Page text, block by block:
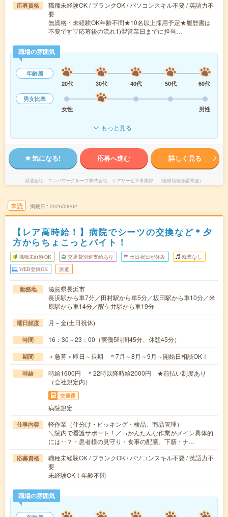
応募資格
職種未経験OK / ブランクOK / パソコンスキル不要 / 英語力不
要
無資格・未経験OK年齢不問★10名以上採用予定★履歴書は
不要です▽応募後の流れ1)翌営業日までに担当…
職場の雰囲気
年齢層
20代
30代 40代 50代
60代
男女比率
女性
男性
もっと見る
気になる! 応募へ進む 詳しく見る
派遣会社 マンパワーグループ株式会社 ケアサービス事業部 （医療福祉介護関連）
未読 掲載日 2026/08/02
【レア高時給！】病院でシーツの交換など＊夕
方からちょこっとバイト！
職種未経験OK 交通費別途支給あり 土日祝日が休み 残業なし
WEB登録OK 派遣
勤務地
滋賀県長浜市
長浜駅から車7分／田村駅から車5分／坂田駅から車10分／米
原駅から車14分／醒ケ井駅から車19分
曜日頻度 月～金(土日祝休)
時間 16：30～23：00（実働5時間45分、休憩45分）
期間 ＜急募＞即日～長期 ＊7月～8月～9月～開始日相談OK！
時給
時給1600円 ＊22時以降時給2000円 ★前払い制度あり
（会社規定内）
交通費
病院規定
仕事内容
軽作業（仕分け・ピッキング・検品、商品管理）
＼院内で看護サポート！／→かんたんな作業がメイン具体的
には‥？・患者様の見守り・食事の配膳、下膳・ナ…
応募資格
職種未経験OK / ブランクOK / パソコンスキル不要 / 英語力不
要
未経験OK！年齢不問
職場の雰囲気